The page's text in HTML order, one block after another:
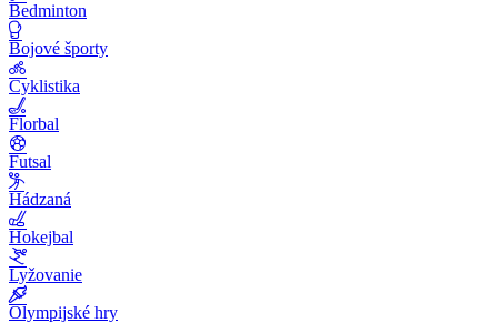
Bedminton
Bojové športy
Cyklistika
Florbal
Futsal
Hádzaná
Hokejbal
Lyžovanie
Olympijské hry